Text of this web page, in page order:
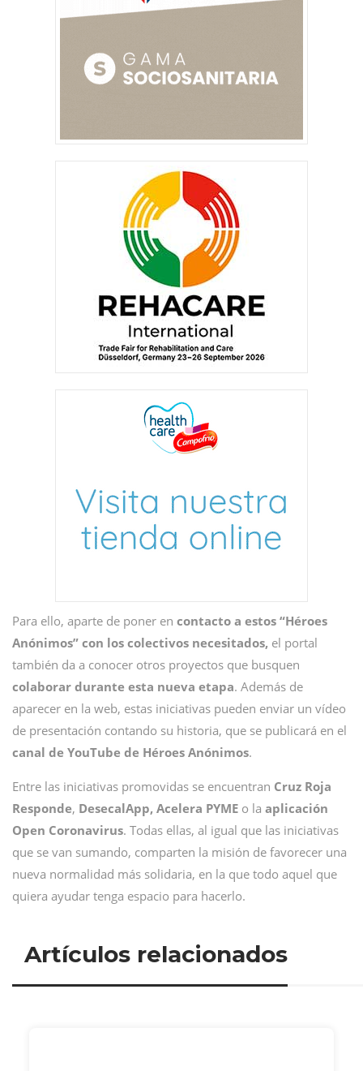
Para ello, aparte de poner en contacto a estos “Héroes
Anónimos” con los colectivos necesitados, el portal
también da a conocer otros proyectos que busquen
colaborar durante esta nueva etapa. Además de
aparecer en la web, estas iniciativas pueden enviar un vídeo
de presentación contando su historia, que se publicará en el
canal de YouTube de Héroes Anónimos.
Entre las iniciativas promovidas se encuentran Cruz Roja
Responde, DesecalApp, Acelera PYME o la aplicación
Open Coronavirus. Todas ellas, al igual que las iniciativas
que se van sumando, comparten la misión de favorecer una
nueva normalidad más solidaria, en la que todo aquel que
quiera ayudar tenga espacio para hacerlo.
Artículos relacionados